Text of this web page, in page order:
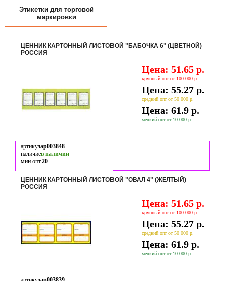
Этикетки для торговой
маркировки
ЦЕННИК КАРТОННЫЙ ЛИСТОВОЙ "БАБОЧКА 6" (ЦВЕТНОЙ)
РОССИЯ
Цена: 51.65 р.
крупный опт от 100 000 р.
Цена: 55.27 р.
средний опт от 50 000 р.
Цена: 61.9 р.
мелкий опт от 10 000 р.
артикулap003848
наличиев наличии
мин опт.20
ЦЕННИК КАРТОННЫЙ ЛИСТОВОЙ "ОВАЛ 4" (ЖЕЛТЫЙ)
РОССИЯ
Цена: 51.65 р.
крупный опт от 100 000 р.
Цена: 55.27 р.
средний опт от 50 000 р.
Цена: 61.9 р.
мелкий опт от 10 000 р.